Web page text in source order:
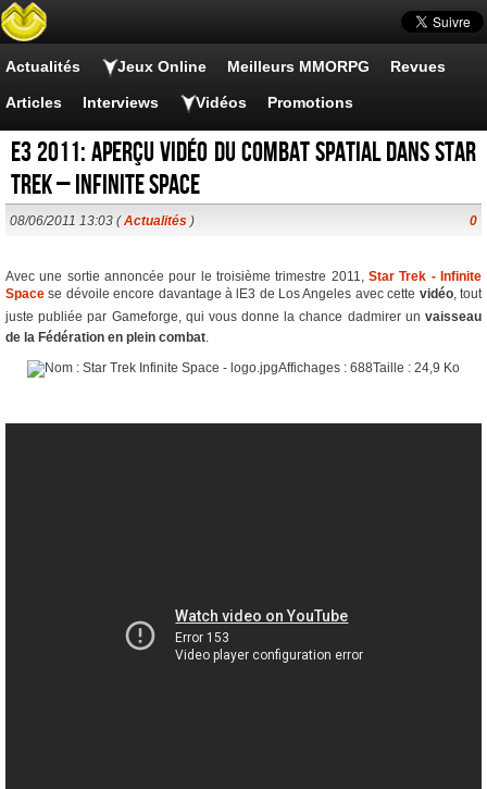
Actualités Jeux Online Meilleurs MMORPG Revues
Articles Interviews Vidéos Promotions
E3 2011: Aperçu vidéo du combat spatial dans Star
Trek – Infinite Space
08/06/2011 13:03 (Actualités ) 0
Avec une sortie annoncée pour le troisième trimestre 2011, Star Trek - Infinite
Space se dévoile encore davantage à lE3 de Los Angeles avec cette vidéo, tout
juste publiée par Gameforge, qui vous donne la chance dadmirer un vaisseau
de la Fédération en plein combat.